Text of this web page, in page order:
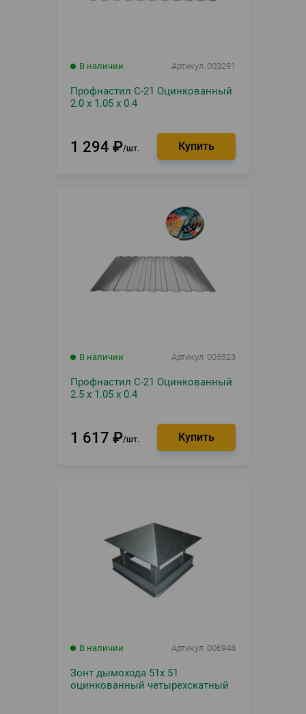
В наличии Артикул 003291
Профнастил С-21 Оцинкованный
2.0 х 1.05 х 0.4
1 294 ₽ шт.
В наличии Артикул 005523
Профнастил С-21 Оцинкованный
2.5 х 1.05 х 0.4
1 617 ₽ шт.
В наличии Артикул 006948
Зонт дымохода 51х 51
оцинкованный четырехскатный